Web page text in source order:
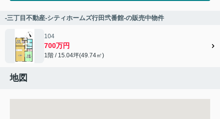
-三丁目不動産-シティホームズ行田弐番館-の販売中物件
104
700万円
1階 / 15.04坪(49.74㎡)
地図